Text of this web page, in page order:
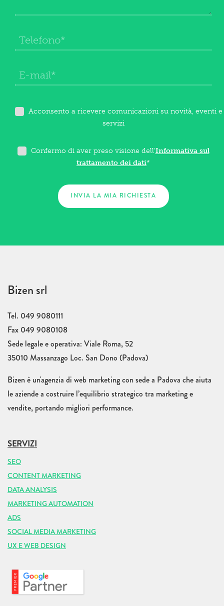
Acconsento a ricevere comunicazioni su novità, eventi e
servizi
Confermo di aver preso visione dell'Informativa sul
trattamento dei dati*
Bizen srl
Tel. 049 9080111
Fax 049 9080108
Sede legale e operativa: Viale Roma, 52
35010 Massanzago Loc. San Dono (Padova)
Bizen è un'agenzia di web marketing con sede a Padova che aiuta
le aziende a costruire l’equilibrio strategico tra marketing e
vendite, portando migliori performance.
SERVIZI
SEO
CONTENT MARKETING
DATA ANALYSIS
MARKETING AUTOMATION
ADS
SOCIAL MEDIA MARKETING
UX E WEB DESIGN